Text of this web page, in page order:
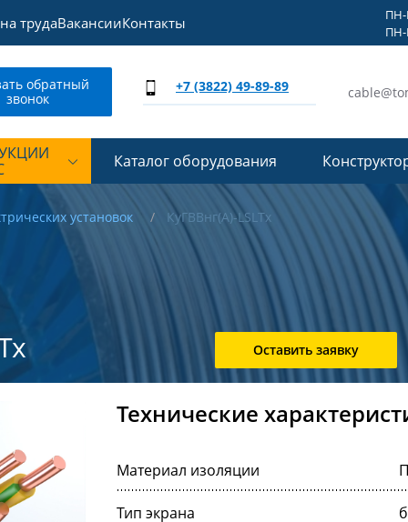
трудаВакансииКонтакты
ПН-
ПН-
обратный
звонок
+7 (3822) 49-89-89
Каталог оборудования
установок КуГВВнг(А)-LSLTx
Оставить заявку
Технические
Материал изоляции
Тип экрана